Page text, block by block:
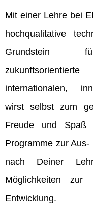
Mit einer Lehre bei
hochqualitative
Grundstein
internationalen,
wirst selbst zum
Freude und Spaß
Programme zur
nach Deiner
Möglichkeiten zur
Entwicklung.